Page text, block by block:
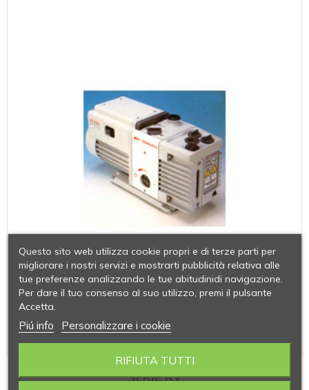
SERIE RV
Questo sito web utilizza cookie propri e di terze parti per
migliorare i nostri servizi e mostrarti pubblicità relativa alle
tue preferenze analizzando le tue abitudinidi navigazione.
Per dare il tuo consenso al suo utilizzo, premi il pulsante
Accetta.
Piú info Personalizzare i cookie
RIFIUTA TUTTI